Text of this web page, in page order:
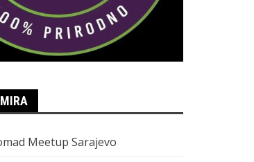
Meetup Sarajevo